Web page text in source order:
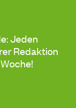
Jeden
Redaktion